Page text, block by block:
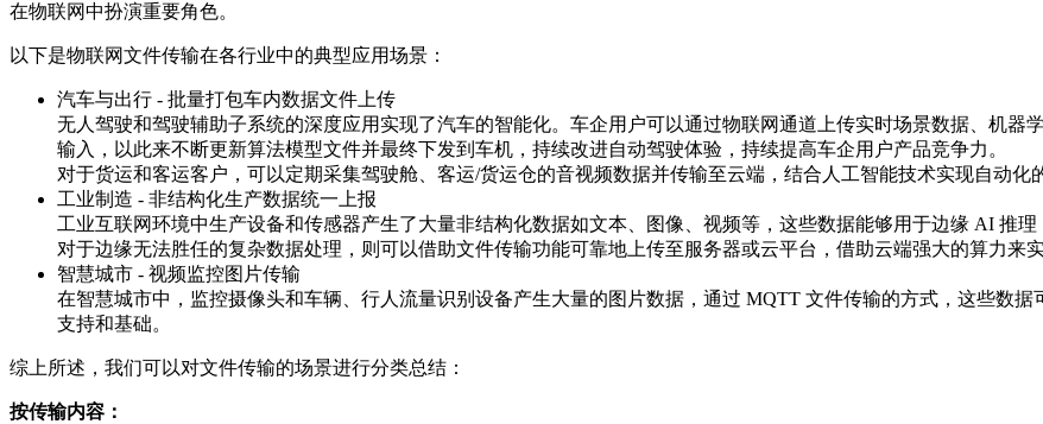
在物联网中扮演重要角色。
以下是物联网文件传输在各行业中的典型应用场景：
汽车与出行 - 批量打包车内数据文件上传
无人驾驶和驾驶辅助子系统的深度应用实现了汽车的智能化。车企用户可以通过物联网通道上传实时场景数据、机器
输入，以此来不断更新算法模型文件并最终下发到车机，持续改进自动驾驶体验，持续提高车企用户产品竞争力。
对于货运和客运客户，可以定期采集驾驶舱、客运/货运仓的音视频数据并传输至云端，结合人工智能技术实现自动化
工业制造 - 非结构化生产数据统一上报
工业互联网环境中生产设备和传感器产生了大量非结构化数据如文本、图像、视频等，这些数据能够用于边缘 AI 推理
对于边缘无法胜任的复杂数据处理，则可以借助文件传输功能可靠地上传至服务器或云平台，借助云端强大的算力来
智慧城市 - 视频监控图片传输
在智慧城市中，监控摄像头和车辆、行人流量识别设备产生大量的图片数据，通过 MQTT 文件传输的方式，这些数
支持和基础。
综上所述，我们可以对文件传输的场景进行分类总结：
按传输内容：